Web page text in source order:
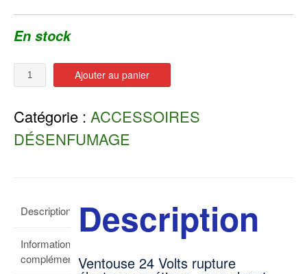
En stock
Quantité Ajouter au panier
Catégorie : ACCESSOIRES
DÉSENFUMAGE
Description
Informations
complémentaires
Description
Ventouse 24 Volts rupture